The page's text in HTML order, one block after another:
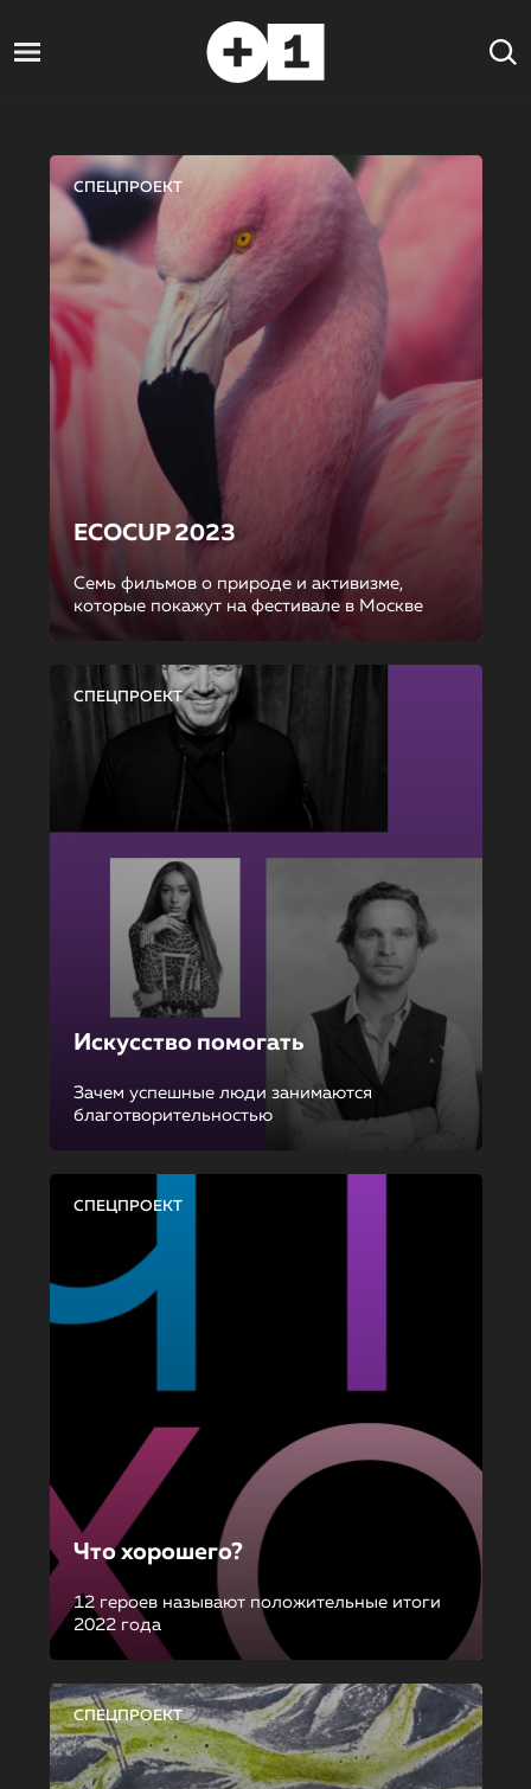
СПЕЦПРОЕКТ
ECOCUP 2023
Семь фильмов о природе и активизме,
которые покажут на фестивале в Москве
СПЕЦПРОЕКТ
Искусство помогать
Зачем успешные люди занимаются
благотворительностью
СПЕЦПРОЕКТ
Что хорошего?
12 героев называют положительные итоги
2022 года
СПЕЦПРОЕКТ